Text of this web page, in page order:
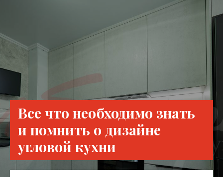
Все что необходимо знать
и помнить о дизайне
угловой кухни